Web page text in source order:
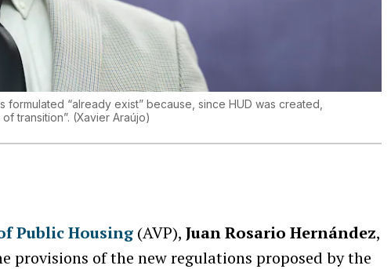
“already exist” because, since HUD was created,
transition”. (Xavier Araújo)
Public Housing (AVP),Juan Rosario Hernández,
provisions of the new regulations proposed by the